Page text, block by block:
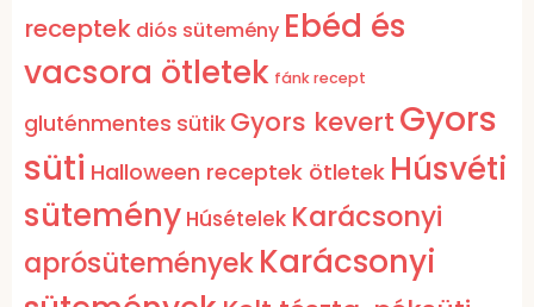
receptek diós sütemény Ebéd és
vacsora ötletek fánk recept
gluténmentes sütik Gyors kevert Gyors
süti Halloween receptek ötletek Húsvéti
sütemény Húsételek Karácsonyi
aprósüteményekKarácsonyi